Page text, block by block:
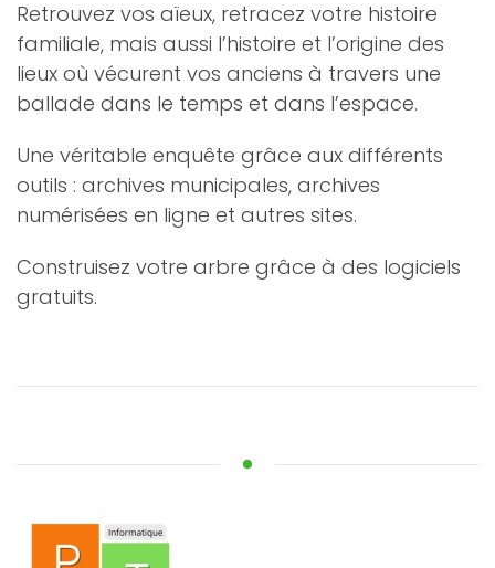
Retrouvez vos aïeux, retracez votre histoire
familiale, mais aussi l’histoire et l’origine des
lieux où vécurent vos anciens à travers une
ballade dans le temps et dans l’espace.
Une véritable enquête grâce aux différents
outils : archives municipales, archives
numérisées en ligne et autres sites.
Construisez votre arbre grâce à des logiciels
gratuits.